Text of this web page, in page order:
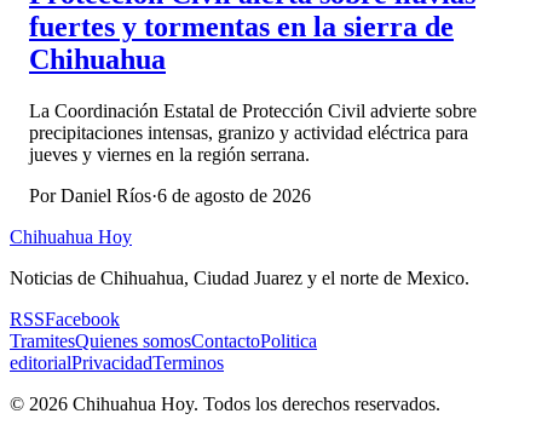
fuertes y tormentas en la sierra de
Chihuahua
La Coordinación Estatal de Protección Civil advierte sobre
precipitaciones intensas, granizo y actividad eléctrica para
jueves y viernes en la región serrana.
PorDaniel Ríos·6 de agosto de 2026
Chihuahua Hoy
Noticias de Chihuahua, Ciudad Juarez y el norte de Mexico.
RSSFacebook
TramitesQuienes somosContactoPolitica
editorialPrivacidadTerminos
© 2026 Chihuahua Hoy. Todos los derechos reservados.